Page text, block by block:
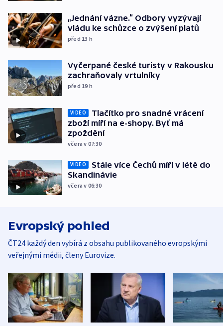
„Jednání vázne.“ Odbory vyzývají
vládu ke schůzce o zvýšení platů
před 13 h
Vyčerpané české turisty v Rakousku
zachraňovaly vrtulníky
před 19 h
VIDEO
Tlačítko pro snadné vrácení
zboží míří na e-shopy. Byť má
zpoždění
včera v 07:30
VIDEO
Stále více Čechů míří v létě do
Skandinávie
včera v 06:30
Evropský pohled
ČT24 každý den vybírá z obsahu publikovaného evropskými
veřejnými médii, členy Eurovize.